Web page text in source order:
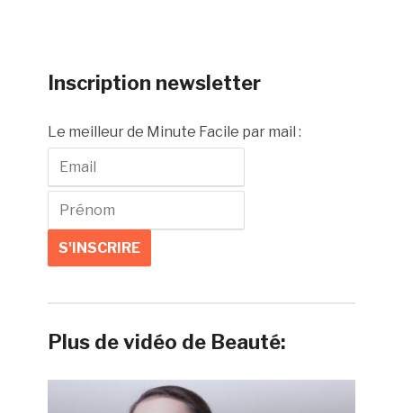
Inscription newsletter
Le meilleur de Minute Facile par mail :
Plus de vidéo de Beauté: